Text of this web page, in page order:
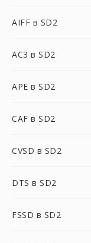
AIFF в SD2
AC3 в SD2
APE в SD2
CAF в SD2
CVSD в SD2
DTS в SD2
FSSD в SD2